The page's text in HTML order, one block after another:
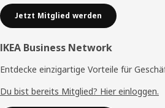
Jetzt Mitglied werden
IKEA Business Network
Entdecke einzigartige Vorteile für
Du bist bereits Mitglied? Hier einloggen.